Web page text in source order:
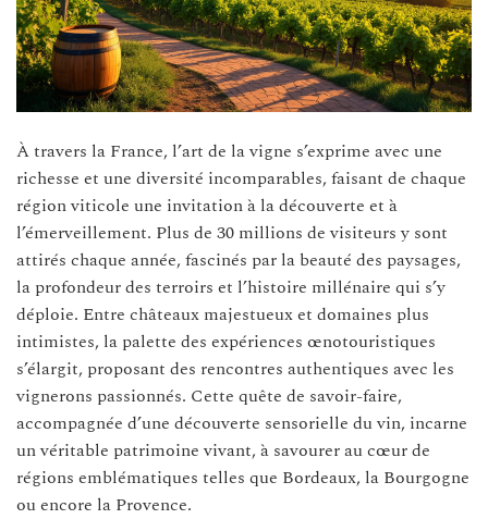
À travers la France, l’art de la vigne s’exprime avec une
richesse et une diversité incomparables, faisant de chaque
région viticole une invitation à la découverte et à
l’émerveillement. Plus de 30 millions de visiteurs y sont
attirés chaque année, fascinés par la beauté des paysages,
la profondeur des terroirs et l’histoire millénaire qui s’y
déploie. Entre châteaux majestueux et domaines plus
intimistes, la palette des expériences œnotouristiques
s’élargit, proposant des rencontres authentiques avec les
vignerons passionnés. Cette quête de savoir-faire,
accompagnée d’une découverte sensorielle du vin, incarne
un véritable patrimoine vivant, à savourer au cœur de
régions emblématiques telles que Bordeaux, la Bourgogne
ou encore la Provence.